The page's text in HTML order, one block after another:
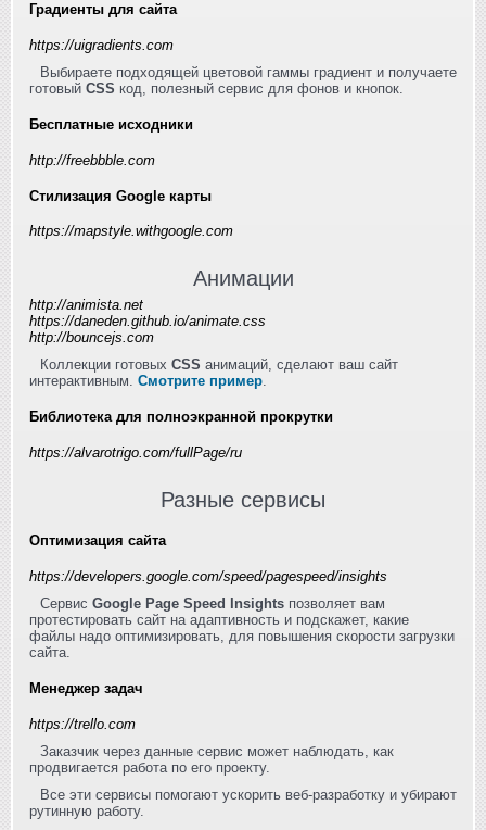
Градиенты для сайта
https://uigradients.com
Выбираете подходящей цветовой гаммы градиент и получаете
готовый CSS код, полезный сервис для фонов и кнопок.
Бесплатные исходники
http://freebbble.com
Стилизация Google карты
https://mapstyle.withgoogle.com
Анимации
http://animista.net
https://daneden.github.io/animate.css
http://bouncejs.com
Коллекции готовых CSS анимаций, сделают ваш сайт
интерактивным. Смотрите пример.
Библиотека для полноэкранной прокрутки
https://alvarotrigo.com/fullPage/ru
Разные сервисы
Оптимизация сайта
https://developers.google.com/speed/pagespeed/insights
Сервис Google Page Speed Insights позволяет вам
протестировать сайт на адаптивность и подскажет, какие
файлы надо оптимизировать, для повышения скорости загрузки
сайта.
Менеджер задач
https://trello.com
Заказчик через данные сервис может наблюдать, как
продвигается работа по его проекту.
Все эти сервисы помогают ускорить веб-разработку и убирают
рутинную работу.